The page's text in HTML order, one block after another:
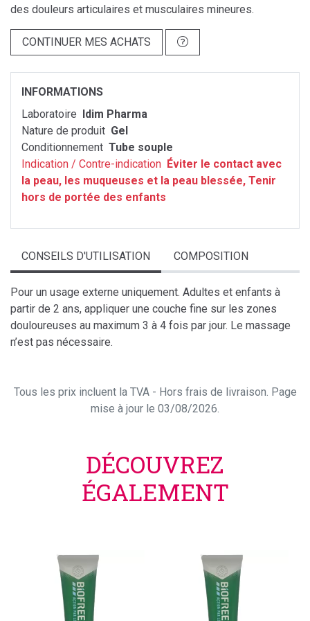
des douleurs articulaires et musculaires mineures.
CONTINUER MES ACHATS
INFORMATIONS
Laboratoire Idim Pharma
Nature de produit Gel
Conditionnement Tube souple
Indication / Contre-indication Éviter le contact avec
la peau, les muqueuses et la peau blessée, Tenir
hors de portée des enfants
CONSEILS D'UTILISATION COMPOSITION
Pour un usage externe uniquement. Adultes et enfants à
partir de 2 ans, appliquer une couche fine sur les zones
douloureuses au maximum 3 à 4 fois par jour. Le massage
n’est pas nécessaire.
Tous les prix incluent la TVA - Hors frais de livraison. Page
mise à jour le 03/08/2026.
DÉCOUVREZ
ÉGALEMENT